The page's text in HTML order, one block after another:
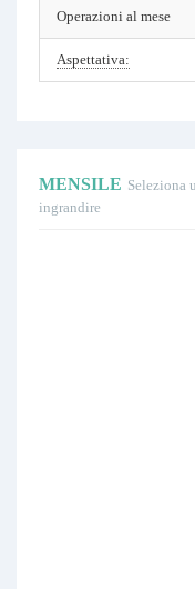
Operazioni al mese
Aspettativa:
MENSILE Seleziona
ingrandire